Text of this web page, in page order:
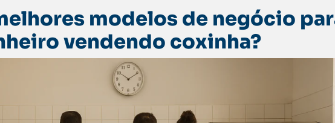
modelos de negócio
vendendo coxinha?